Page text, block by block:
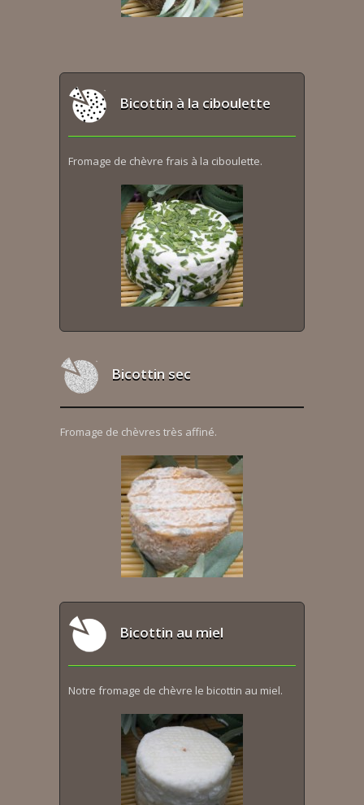
Bicottin à la ciboulette
Fromage de chèvre frais à la ciboulette.
Bicottin sec
Fromage de chèvres très affiné.
Bicottin au miel
Notre fromage de chèvre le bicottin au miel.